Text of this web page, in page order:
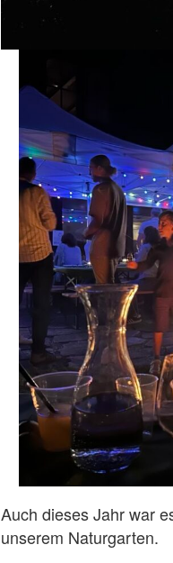
Auch dieses Jahr war
unserem Naturgarten.